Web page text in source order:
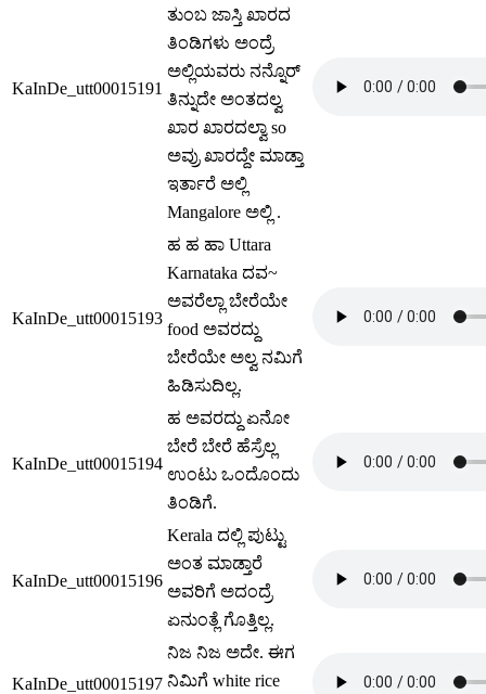
KaInDe_utt00015191
ತುಂಬ ಜಾಸ್ತಿ ಖಾರದ
ತಿಂಡಿಗಳು ಅಂದ್ರೆ
ಅಲ್ಲಿಯವರು ನನ್ನೊರ್
ತಿನ್ನುದೇ ಅಂತದಲ್ವ
ಖಾರ ಖಾರದಲ್ವಾ so
ಅವ್ರು ಖಾರದ್ದೇ ಮಾಡ್ತಾ
ಇರ್ತಾರೆ ಅಲ್ಲಿ
Mangalore ಅಲ್ಲಿ .
KaInDe_utt00015193
ಹ ಹ ಹಾ Uttara
Karnataka ದವ~
ಅವರೆಲ್ಲಾ ಬೇರೆಯೇ
food ಅವರದ್ದು
ಬೇರೆಯೇ ಅಲ್ವ ನಮಿಗೆ
ಹಿಡಿಸುದಿಲ್ಲ.
KaInDe_utt00015194
ಹ ಅವರದ್ದು ಏನೋ
ಬೇರೆ ಬೇರೆ ಹೆಸ್ರೆಲ್ಲ
ಉಂಟು ಒಂದೊಂದು
ತಿಂಡಿಗೆ.
KaInDe_utt00015196
Kerala ದಲ್ಲಿ ಪುಟ್ಟು
ಅಂತ ಮಾಡ್ತಾರೆ
ಅವರಿಗೆ ಅದಂದ್ರೆ
ಏನುಂತ್ಲೆ ಗೊತ್ತಿಲ್ಲ.
KaInDe_utt00015197
ನಿಜ ನಿಜ ಅದೇ. ಈಗ
ನಿಮಿಗೆ white rice